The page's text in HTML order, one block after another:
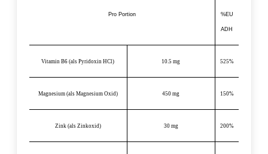
Pro Portion %EU
ADH
Vitamin B6 (als Pyridoxin HCl) 10.5 mg 525%
Magnesium (als Magnesium Oxid) 450 mg 150%
Zink (als Zinkoxid) 30 mg 200%